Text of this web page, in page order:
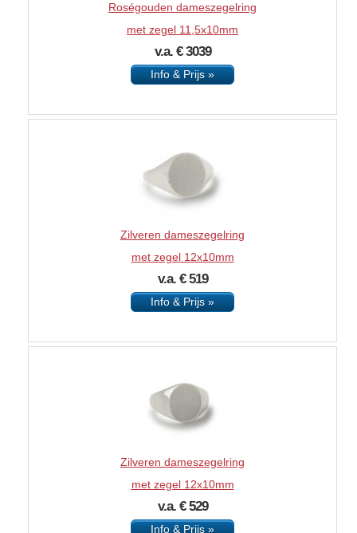
Roségouden dameszegelring
met zegel 11,5x10mm
v.a. € 3039
Info & Prijs »
Zilveren dameszegelring
met zegel 12x10mm
v.a. € 519
Info & Prijs »
Zilveren dameszegelring
met zegel 12x10mm
v.a. € 529
Info & Prijs »